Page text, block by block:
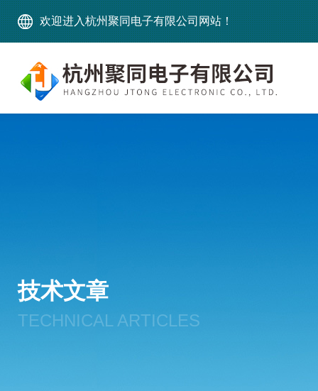
欢迎进入杭州聚同电子有限公司网站！
技术文章
TECHNICAL ARTICLES